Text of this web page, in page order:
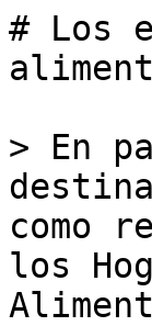
# Los
> En
como
los